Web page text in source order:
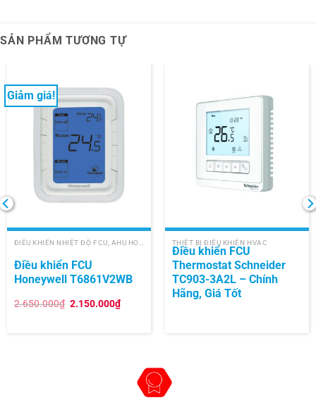
SẢN PHẨM TƯƠNG TỰ
Giảm giá!
Điều khiển FCU
Honeywell T6861V2WB
2.650.000₫ Giá
2.150.000₫Giá
hiện
THIẾT BỊ ĐIỀU KHIỂN HVAC
Điều khiển FCU
Thermostat Schneider
TC903-3A2L – Chính
Hãng, Giá Tốt